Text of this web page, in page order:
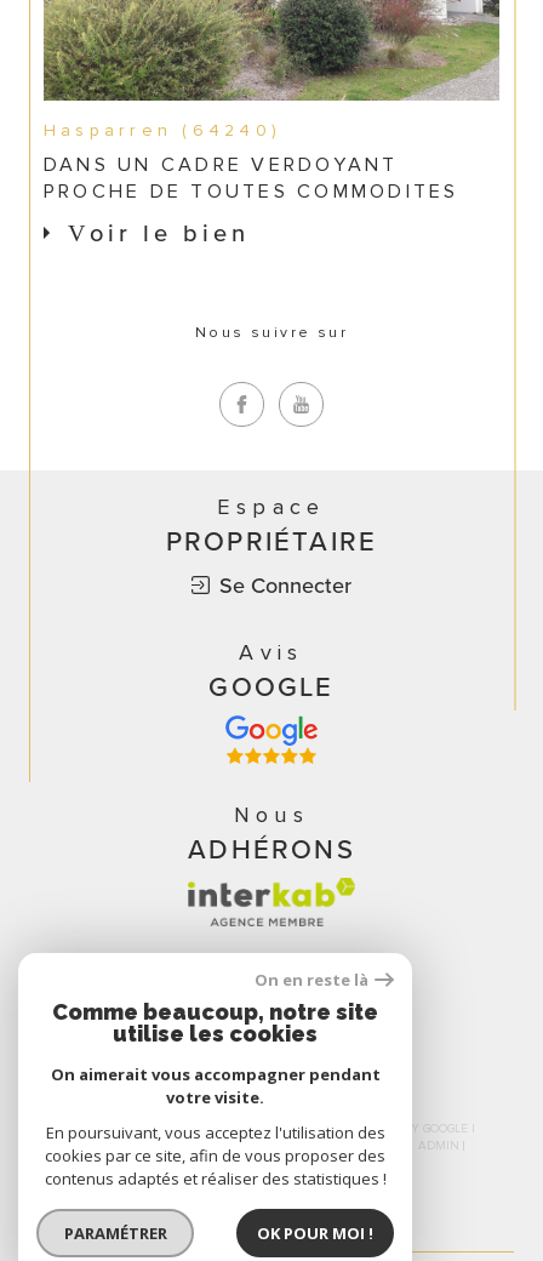
Hasparren (64240)
DANS UN CADRE VERDOYANT
PROCHE DE TOUTES COMMODITES
Voir le bien
Nous suivre sur
Espace
PROPRIÉTAIRE
Se Connecter
Avis
GOOGLE
Nous
ADHÉRONS
© 2026 | TOUS DROITS RÉSERVÉS | TRADUCTION POWERED BY GOOGLE |
PLAN DU SITE
ADMIN
NOS LIENS
POLITIQUE RGPD COOKIES
On en reste là
Comme beaucoup, notre site
utilise les cookies
On aimerait vous accompagner pendant
votre visite.
En poursuivant, vous acceptez l'utilisation des
cookies par ce site, afin de vous proposer des
contenus adaptés et réaliser des statistiques !
PARAMÉTRER OK POUR MOI !